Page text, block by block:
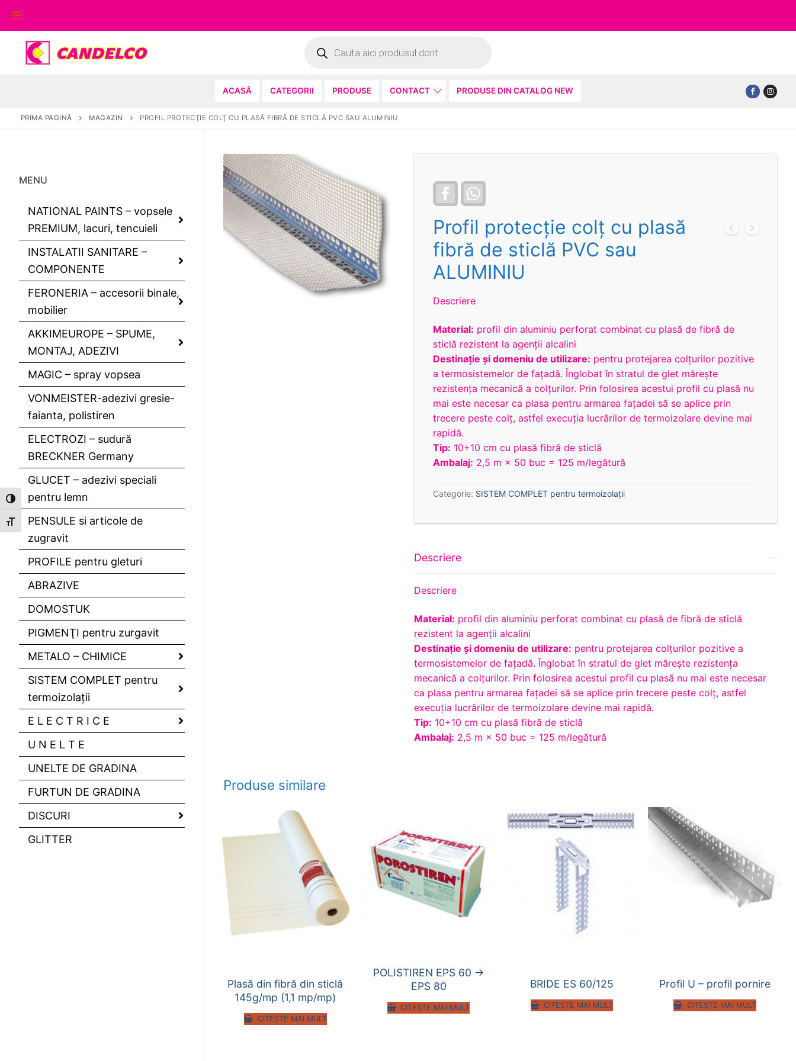
Toggle High Contrast
Toggle Font size
conținut
search
ACASĂ CATEGORII PRODUSE CONTACT PRODUSE DIN CATALOG NEW
PRIMA PAGINĂ MAGAZIN PROFIL PROTECŢIE COLŢ CU PLASĂ FIBRĂ DE STICLĂ PVC SAU ALUMINIU
Facebook
Profil protecţie colţ cu plasă
fibră de sticlă PVC sau
ALUMINIU
Descriere
Material: profil din aluminiu perforat combinat cu plasă de fibră de
sticlă rezistent la agenţii alcalini
Destinaţie şi domeniu de utilizare: pentru protejarea colţurilor pozitive
a termosistemelor de faţadă. Înglobat în stratul de glet măreşte
rezistenţa mecanică a colţurilor. Prin folosirea acestui profil cu plasă nu
mai este necesar ca plasa pentru armarea fațadei să se aplice prin
trecere peste colț, astfel execuția lucrărilor de termoizolare devine mai
rapidă.
Tip: 10+10 cm cu plasă fibră de sticlă
Ambalaj: 2,5 m × 50 buc = 125 m/legătură
Categorie: SISTEM COMPLET pentru termoizolaţii
Descriere
Descriere
Material: profil din aluminiu perforat combinat cu plasă de fibră de sticlă
rezistent la agenţii alcalini
Destinaţie şi domeniu de utilizare: pentru protejarea colţurilor pozitive a
termosistemelor de faţadă. Înglobat în stratul de glet măreşte rezistenţa
mecanică a colţurilor. Prin folosirea acestui profil cu plasă nu mai este necesar
ca plasa pentru armarea fațadei să se aplice prin trecere peste colț, astfel
execuția lucrărilor de termoizolare devine mai rapidă.
Tip: 10+10 cm cu plasă fibră de sticlă
Ambalaj: 2,5 m × 50 buc = 125 m/legătură
Produse similare
Plasă din fibră din sticlă
145g/mp (1,1 mp/mp)
CITEȘTE MAI MULT
POLISTIREN EPS 60 ->
EPS 80
CITEȘTE MAI MULT
BRIDE ES 60/125
CITEȘTE MAI MULT
Profil U – profil pornire
CITEȘTE MAI MULT
MENU
NATIONAL PAINTS – vopsele
PREMIUM, lacuri, tencuieli
INSTALATII SANITARE –
COMPONENTE
FERONERIA – accesorii binale,
mobilier
AKKIMEUROPE – SPUME,
MONTAJ, ADEZIVI
MAGIC – spray vopsea
VONMEISTER-adezivi gresie-
faianta, polistiren
ELECTROZI – sudură
BRECKNER Germany
GLUCET – adezivi speciali
pentru lemn
PENSULE si articole de
zugravit
PROFILE pentru gleturi
ABRAZIVE
DOMOSTUK
PIGMENŢI pentru zurgavit
METALO – CHIMICE
SISTEM COMPLET pentru
termoizolaţii
E L E C T R I C E
U N E L T E
UNELTE DE GRADINA
FURTUN DE GRADINA
DISCURI
GLITTER